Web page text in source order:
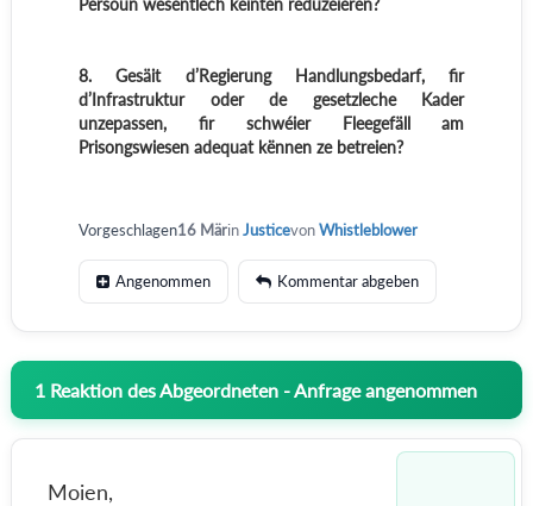
Persoun wesentlech kéinten reduzéieren?
8. Gesäit d’Regierung Handlungsbedarf, fir
d’Infrastruktur oder de gesetzleche Kader
unzepassen, fir schwéier Fleegefäll am
Prisongswiesen adequat kënnen ze betreien?
Vorgeschlagen16 MärinJusticevonWhistleblower
Angenommen Kommentar abgeben
1 Reaktion des Abgeordneten - Anfrage angenommen
Moien,